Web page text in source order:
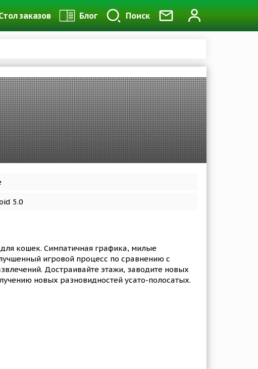
заказов Блог Поиск
5.0
кошек. Симпатичная графика, милые
игровой процесс по сравнению с
Достраивайте этажи, заводите новых
новых разновидностей усато-полосатых.